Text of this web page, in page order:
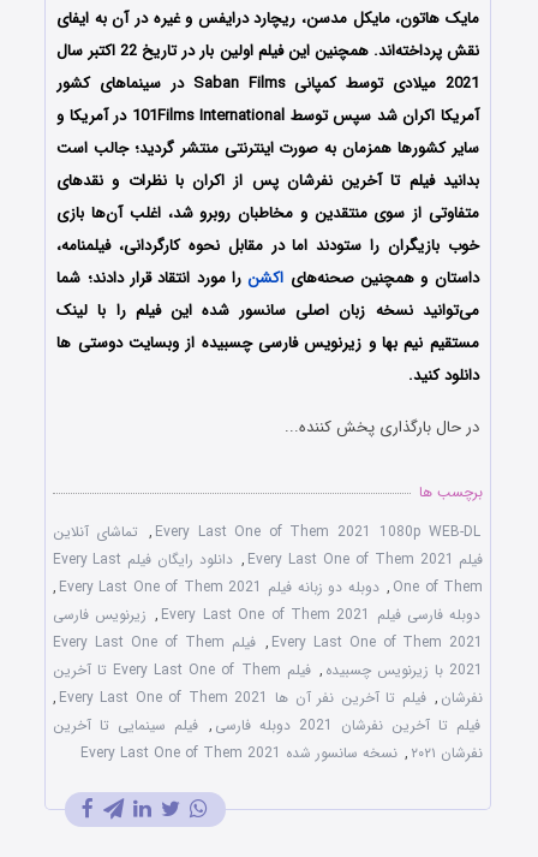
مایک هاتون، مایکل مدسن، ریچارد درایفس و غیره در آن به ایفای
نقش پرداخته‌اند. همچنین این فیلم اولین بار در تاریخ 22 اکتبر سال
2021 میلادی توسط کمپانی Saban Films در سینماهای کشور
آمریکا اکران شد سپس توسط 101Films International در آمریکا و
سایر کشورها همزمان به صورت اینترنتی منتشر گردید؛ جالب است
بدانید فیلم تا آخرین نفرشان پس از اکران با نظرات و نقدهای
متفاوتی از سوی منتقدین و مخاطبان روبرو شد، اغلب آن‌ها بازی
خوب بازیگران را ستودند اما در مقابل نحوه کارگردانی، فیلمنامه،
داستان و همچنین صحنه‌های اکشنرا مورد انتقاد قرار دادند؛ شما
می‌توانید نسخه زبان اصلی سانسور شده این فیلم را با لینک
مستقیم نیم بها و زیرنویس فارسی چسبیده از وبسایت دوستی ها
دانلود کنید.
در حال بارگذاری پخش کننده...
برچسب ها
Every Last One of Them 2021 1080p WEB-DL
, تماشای آنلاین
فیلم Every Last One of Them 2021
,
دانلود رایگان فیلم Every Last
One of Them
, دوبله دو زبانه فیلم Every Last One of Them 2021
,
دوبله فارسی فیلم Every Last One of Them 2021
, زیرنویس فارسی
Every Last One of Them 2021
,
فیلم Every Last One of Them
2021 با زیرنویس چسبیده
,
فیلم Every Last One of Them تا آخرین
نفرشان , فیلم تا آخرین نفر آن ‌ها Every Last One of Them 2021
,
فیلم تا آخرین نفرشان 2021 دوبله فارسی
, فیلم سینمایی تا آخرین
نفرشان ۲۰۲۱
, نسخه سانسور شده Every Last One of Them 2021